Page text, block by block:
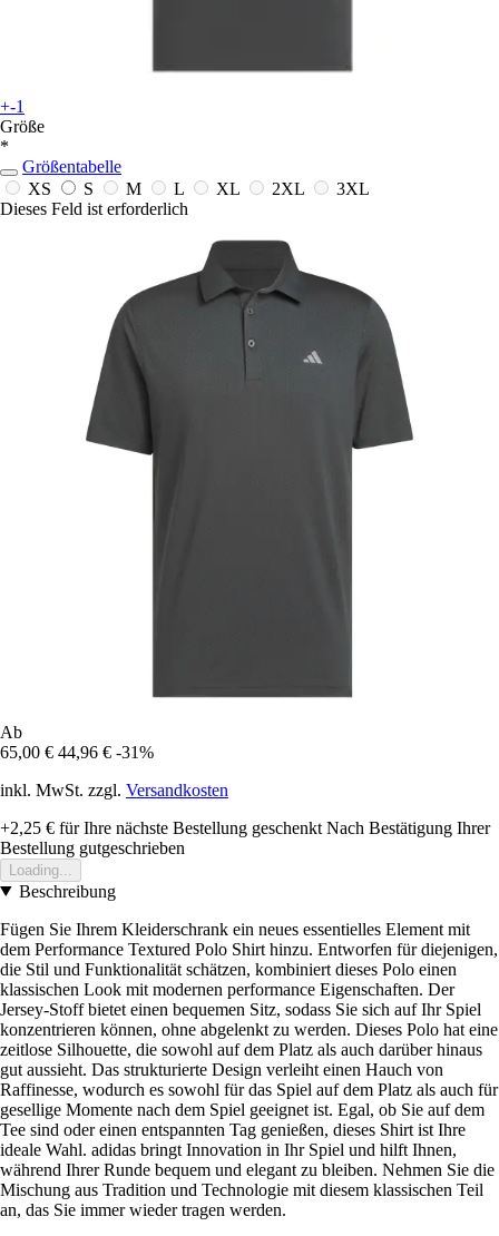
+-1
Größe
*
Größentabelle
XS
S M L XL 2XL
3XL
Dieses Feld ist erforderlich
Ab
65,00 € 44,96 € -31%
inkl. MwSt. zzgl. Versandkosten
+2,25 € für Ihre nächste Bestellung geschenkt Nach Bestätigung Ihrer
Bestellung gutgeschrieben
Loading...
Beschreibung
Fügen Sie Ihrem Kleiderschrank ein neues essentielles Element mit
dem Performance Textured Polo Shirt hinzu. Entworfen für diejenigen,
die Stil und Funktionalität schätzen, kombiniert dieses Polo einen
klassischen Look mit modernen performance Eigenschaften. Der
Jersey-Stoff bietet einen bequemen Sitz, sodass Sie sich auf Ihr Spiel
konzentrieren können, ohne abgelenkt zu werden. Dieses Polo hat eine
zeitlose Silhouette, die sowohl auf dem Platz als auch darüber hinaus
gut aussieht. Das strukturierte Design verleiht einen Hauch von
Raffinesse, wodurch es sowohl für das Spiel auf dem Platz als auch für
gesellige Momente nach dem Spiel geeignet ist. Egal, ob Sie auf dem
Tee sind oder einen entspannten Tag genießen, dieses Shirt ist Ihre
ideale Wahl. adidas bringt Innovation in Ihr Spiel und hilft Ihnen,
während Ihrer Runde bequem und elegant zu bleiben. Nehmen Sie die
Mischung aus Tradition und Technologie mit diesem klassischen Teil
an, das Sie immer wieder tragen werden.